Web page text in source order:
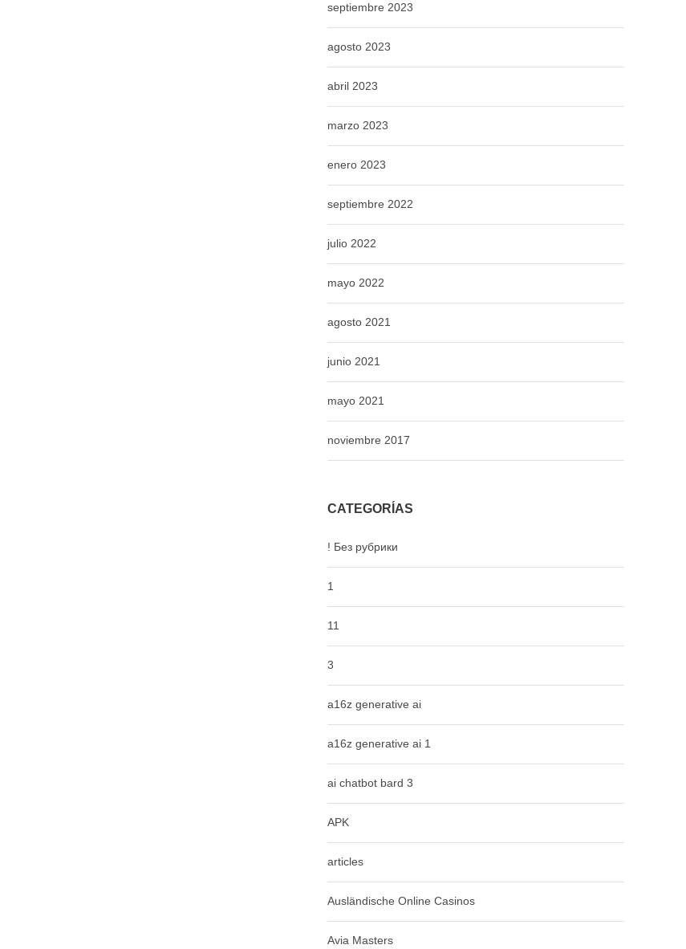
septiembre 2023
agosto 2023
abril 2023
marzo 2023
enero 2023
septiembre 2022
julio 2022
mayo 2022
agosto 2021
junio 2021
mayo 2021
noviembre 2017
CATEGORÍAS
! Без рубрики
1
11
3
a16z generative ai
a16z generative ai 1
ai chatbot bard 3
APK
articles
Ausländische Online Casinos
Avia Masters